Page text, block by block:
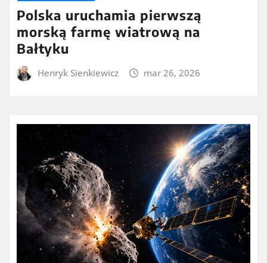
Polska uruchamia pierwszą
morską farmę wiatrową na
Bałtyku
Henryk Sienkiewicz mar 26, 2026